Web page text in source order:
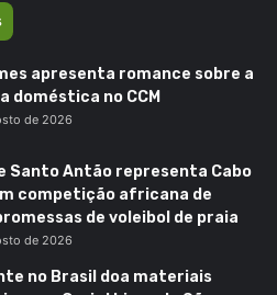
apresenta romance sobre a
doméstica no CCM
de 2026
Santo Antão representa Cabo
competição africana de
de voleibol de praia
de 2026
no Brasil doa materiais